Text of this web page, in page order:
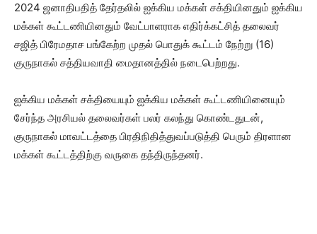
2024 ஜனாதிபதித் தேர்தலில் ஐக்கிய மக்கள் சக்தியினதும் ஐக்கிய
மக்கள் கூட்டணியினதும் வேட்பாளராக எதிர்க்கட்சித் தலைவர்
சஜித் பிரேமதாச பங்கேற்ற முதல் பொதுக் கூட்டம் நேற்று (16)
குருநாகல் சத்தியவாதி மைதானத்தில் நடைபெற்றது.
ஐக்கிய மக்கள் சக்தியையும் ஐக்கிய மக்கள் கூட்டணியினையும்
சேர்ந்த அரசியல் தலைவர்கள் பலர் கலந்து கொண்டதுடன்,
குருநாகல் மாவட்டத்தை பிரதிநிதித்துவப்படுத்தி பெரும் திரளான
மக்கள் கூட்டத்திற்கு வருகை தந்திருந்தனர்.